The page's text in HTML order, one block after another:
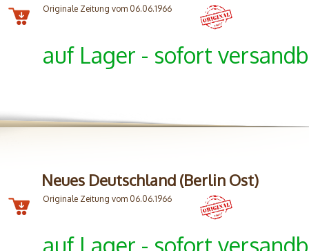
Originale Zeitung vom 06.06.1966
auf Lager - sofort
Neues Deutschland (Berlin Ost)
Originale Zeitung vom 06.06.1966
auf Lager - sofort